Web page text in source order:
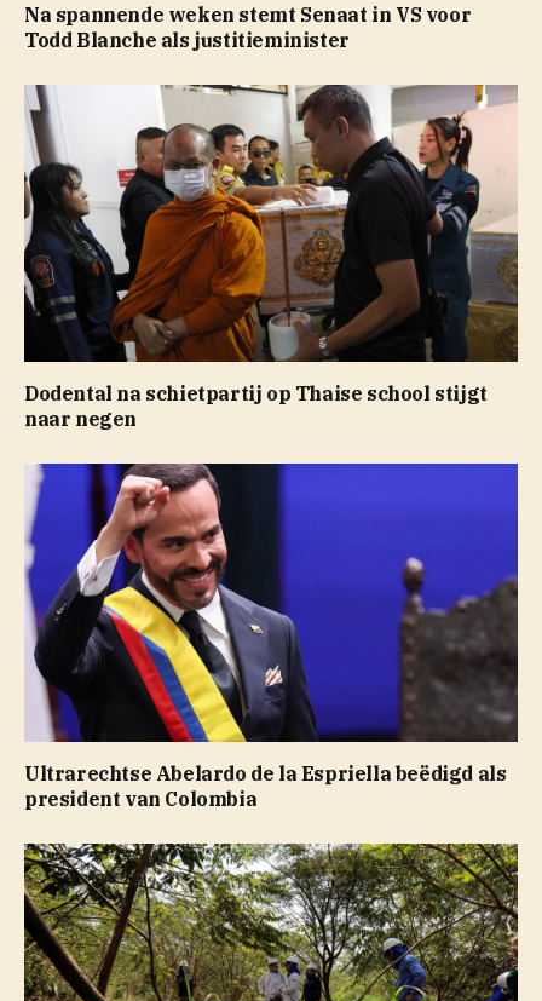
Na spannende weken stemt Senaat in VS voor
Todd Blanche als justitieminister
Dodental na schietpartij op Thaise school stijgt
naar negen
Ultrarechtse Abelardo de la Espriella beëdigd als
president van Colombia